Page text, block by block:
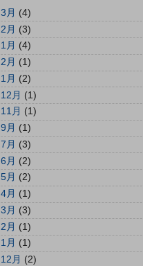
3月 (4)
2月 (3)
1月 (4)
2月 (1)
1月 (2)
12月 (1)
11月 (1)
9月 (1)
7月 (3)
6月 (2)
5月 (2)
4月 (1)
3月 (3)
2月 (1)
1月 (1)
12月 (2)